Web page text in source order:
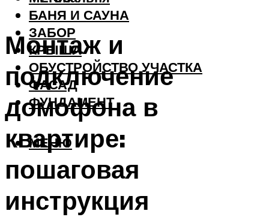
БАНЯ И САУНА
ЗАБОР
КРЫША
ОБУСТРОЙСТВО УЧАСТКА
ФАСАД
ФУНДАМЕНТ
МЕНЮ
Монтаж и
подключение
домофона в
квартире:
пошаговая
инструкция